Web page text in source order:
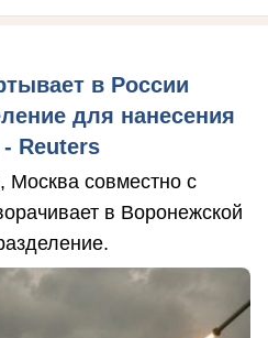
в России
для нанесения
Reuters
Москва совместно с
в Воронежской